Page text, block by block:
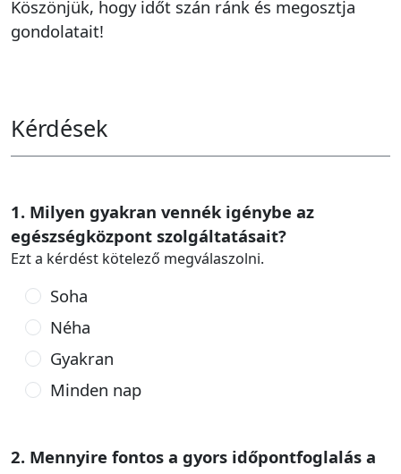
Köszönjük, hogy időt szán ránk és megosztja
gondolatait!
Kérdések
1. Milyen gyakran vennék igénybe az
egészségközpont szolgáltatásait?
Ezt a kérdést kötelező megválaszolni.
Soha
Néha
Gyakran
Minden nap
2. Mennyire fontos a gyors időpontfoglalás a